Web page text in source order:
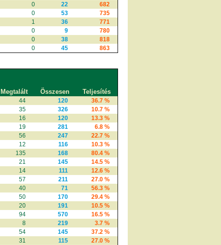
0 22
682
0 53
735
1 36
771
0 9
780
0 38
818
0 45 863
Megtalált Összesen Teljesítés
44 120
36.7 %
35 326
10.7 %
16 120
13.3 %
19 281
6.8 %
56 247
22.7 %
12 116
10.3 %
135 168
80.4 %
21 145
14.5 %
14 111
12.6 %
57 211
27.0 %
40 71
56.3 %
50 170
29.4 %
20 191
10.5 %
94 570
16.5 %
8 219
3.7 %
54 145
37.2 %
31 115
27.0 %